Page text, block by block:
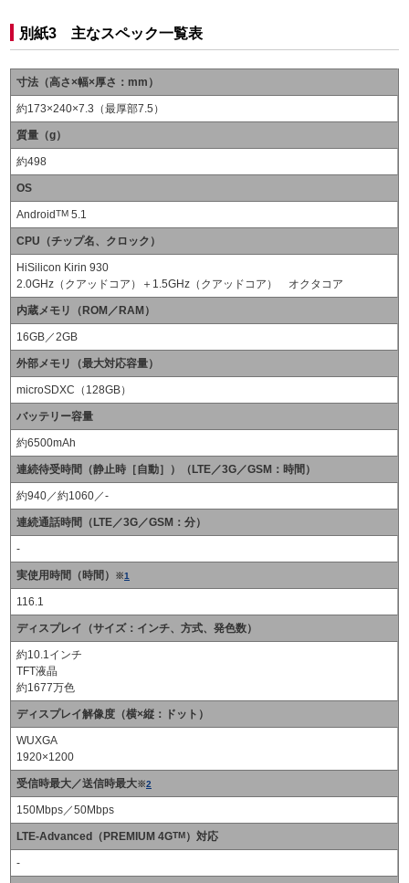
別紙3 主なスペック一覧表
寸法（高さ×幅×厚さ：mm）
約173×240×7.3（最厚部7.5）
質量（g）
約498
OS
AndroidTM 5.1
CPU（チップ名、クロック）
HiSilicon Kirin 930
2.0GHz（クアッドコア）＋1.5GHz（クアッドコア） オクタコア
内蔵メモリ（ROM／RAM）
16GB／2GB
外部メモリ（最大対応容量）
microSDXC（128GB）
バッテリー容量
約6500mAh
連続待受時間（静止時［自動］）（LTE／3G／GSM：時間）
約940／約1060／-
連続通話時間（LTE／3G／GSM：分）
-
実使用時間（時間） ※1
116.1
ディスプレイ（サイズ：インチ、方式、発色数）
約10.1インチ
TFT液晶
約1677万色
ディスプレイ解像度（横×縦：ドット）
WUXGA
1920×1200
受信時最大／送信時最大※2
150Mbps／50Mbps
LTE-Advanced（PREMIUM 4GTM）対応
-